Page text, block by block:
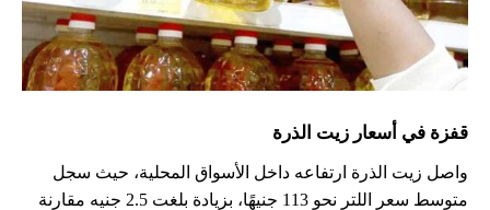
قفزة في أسعار زيت الذرة
واصل زيت الذرة ارتفاعه داخل الأسواق المحلية، حيث سجل
متوسط سعر اللتر نحو 113 جنيهًا، بزيادة بلغت 2.5 جنيه مقارنة